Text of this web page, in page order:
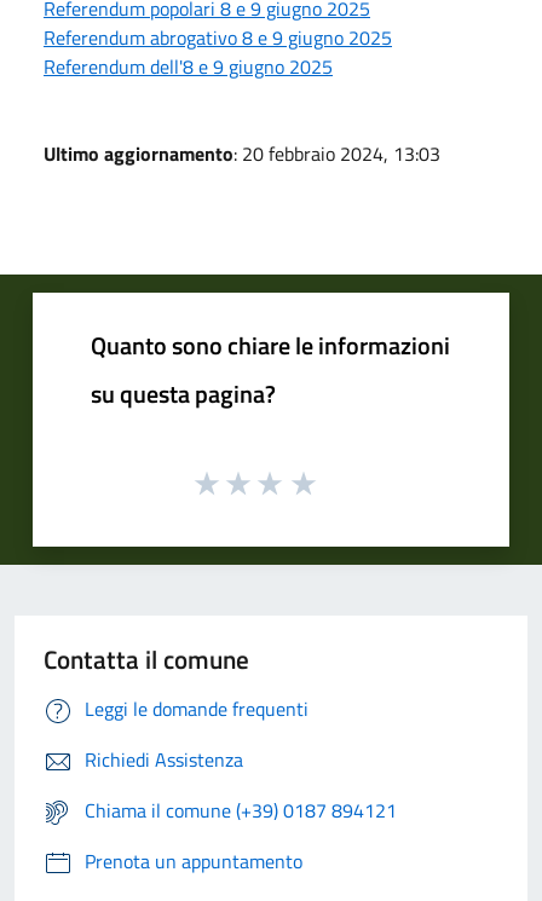
Referendum popolari 8 e 9 giugno 2025
Referendum abrogativo 8 e 9 giugno 2025
Referendum dell'8 e 9 giugno 2025
Ultimo aggiornamento: 20 febbraio 2024, 13:03
Quanto sono chiare le informazioni
su questa pagina?
Contatta il comune
Leggi le domande frequenti
Richiedi Assistenza
Chiama il comune (+39) 0187 894121
Prenota un appuntamento